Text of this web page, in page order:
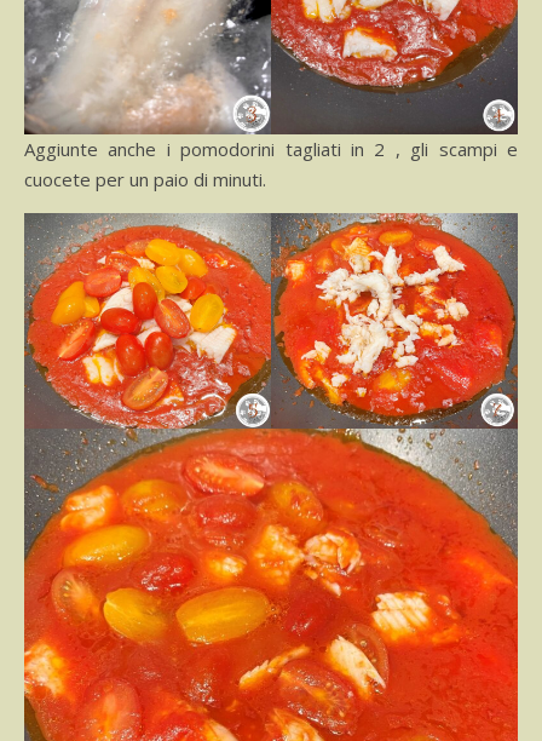
Aggiunte anche i pomodorini tagliati in 2 , gli scampi e
cuocete per un paio di minuti.